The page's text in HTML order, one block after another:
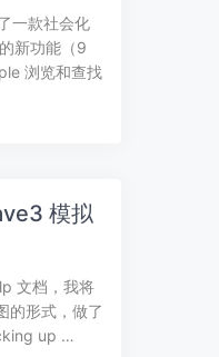
一款社会化
新功能（9
浏览和查找
模拟
文档，我将
的形式，做了
up …